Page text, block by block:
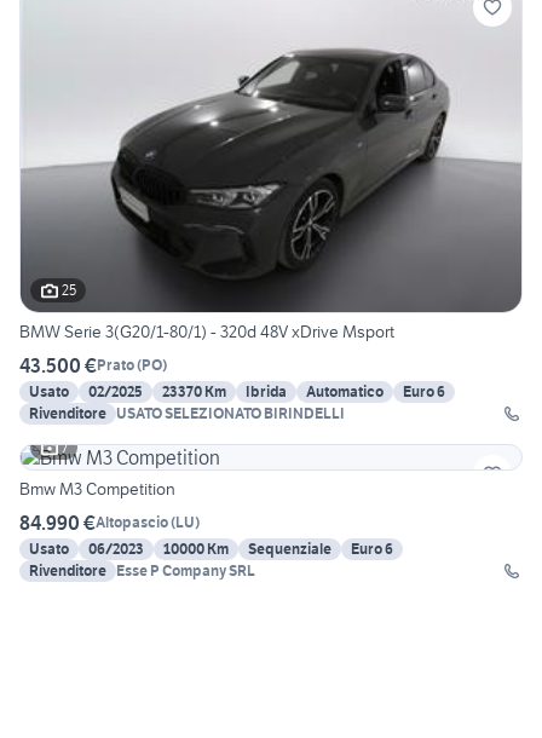
25
BMW Serie 3(G20/1-80/1) - 320d 48V xDrive Msport
43.500 €Prato(PO)
Usato
02/2025 23370 Km Ibrida Automatico
Euro 6
Rivenditore USATO SELEZIONATO BIRINDELLI
7
Bmw M3 Competition
84.990 €Altopascio(LU)
Usato
06/2023 10000 Km Sequenziale
Euro 6
Rivenditore Esse P Company SRL